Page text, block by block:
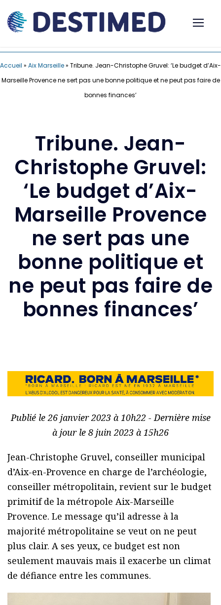
Accueil » Aix Marseille» Tribune. Jean-Christophe Gruvel: ‘Le budget d’Aix-
Marseille Provence ne sert pas une bonne politique et ne peut pas faire de
bonnes finances’
Tribune. Jean-
Christophe Gruvel:
‘Le budget d’Aix-
Marseille Provence
ne sert pas une
bonne politique et
ne peut pas faire de
bonnes finances’
Publié le 26 janvier 2023 à 10h22 - Dernière mise
à jour le 8 juin 2023 à 15h26
Jean-Christophe Gruvel, conseiller municipal
d’Aix-en-Provence en charge de l’archéologie,
conseiller métropolitain, revient sur le budget
primitif de la métropole Aix-Marseille
Provence. Le message qu’il adresse à la
majorité métropolitaine se veut on ne peut
plus clair. A ses yeux, ce budget est non
seulement mauvais mais il exacerbe un climat
de défiance entre les communes.